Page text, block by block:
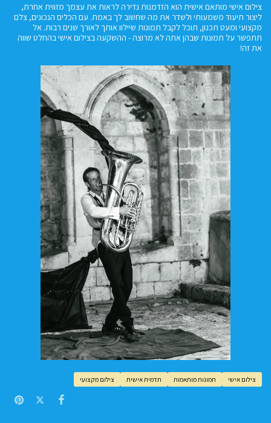
צילום אישי מותאם אישית הוא הזדמנות נדירה לראות את עצמך מזווית אחרת,
ליצור תיעוד משמעותי ולשדר את מה שחשוב לך באמת. עם הכלים הנכונים, צלם
מקצועי ומעט תכנון, תוכל לקבל תמונות שיילוו אותך לאורך שנים רבות. אל
תתפשר על תמונות שבהן אתה לא מרוצה - ההשקעה בצילום אישי בהחלט שווה
את זה!
צילום אישי תמונות מותאמות תדמית אישית צילום מקצועי